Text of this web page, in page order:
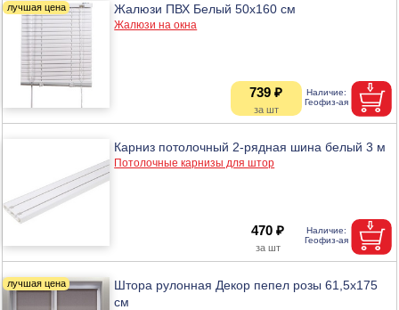
Жалюзи ПВХ Белый 50х160 см
Жалюзи на окна
739 ₽
Карниз потолочный 2-рядная шина белый 3 м
Потолочные карнизы для штор
470 ₽
Штора рулонная Декор пепел розы 61,5х175
см